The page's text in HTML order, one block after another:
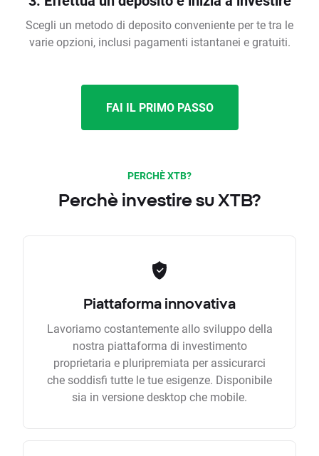
Scegli un metodo di deposito conveniente per te tra le
varie opzioni, inclusi pagamenti istantanei e gratuiti.
FAI IL PRIMO PASSO
PERCHÈ XTB?
Perchè investire su XTB?
Piattaforma innovativa
Lavoriamo costantemente allo sviluppo della
nostra piattaforma di investimento
proprietaria e pluripremiata per assicurarci
che soddisfi tutte le tue esigenze. Disponibile
sia in versione desktop che mobile.